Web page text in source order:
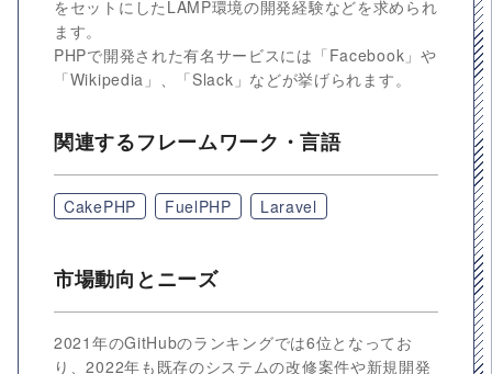
をセットにしたLAMP環境の開発経験などを求められ
ます。
PHPで開発された有名サービスには「Facebook」や
「Wikipedia」、「Slack」などが挙げられます。
関連するフレームワーク・言語
CakePHP FuelPHP Laravel
市場動向とニーズ
2021年のGitHubのランキングでは6位となってお
り、2022年も既存のシステムの改修案件や新規開発